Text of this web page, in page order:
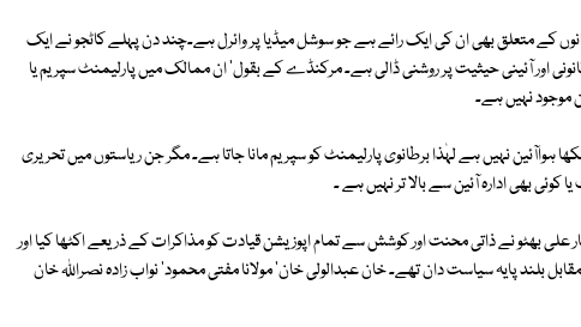
کے متعلق بھی ان کی ایک رائے ہے جو سوشل میڈیا پر وائرل ہے۔چند دن پہلے کاٹجو نے ایک
اور آئینی حیثیت پر روشنی ڈالی ہے۔ مرکنڈے کے بقول' ان ممالک میں پارلیمنٹ سپریم یا
موجود نہیں ہے۔
ہواآئین نہیں ہے لہٰذا برطانوی پارلیمنٹ کو سپریم مانا جاتا ہے۔ مگر جن ریاستوں میں تحریری
کوئی بھی ادارہ آئین سے بالا تر نہیں ہے ۔
بھٹو نے ذاتی محنت اور کوشش سے تمام اپوزیشن قیادت کو مذاکرات کے ذریعے اکٹھا کیا اور
بلند پایہ سیاست دان تھے۔ خان عبدالولی خان' مولانا مفتی محمود' نواب زادہ نصراللہ خان